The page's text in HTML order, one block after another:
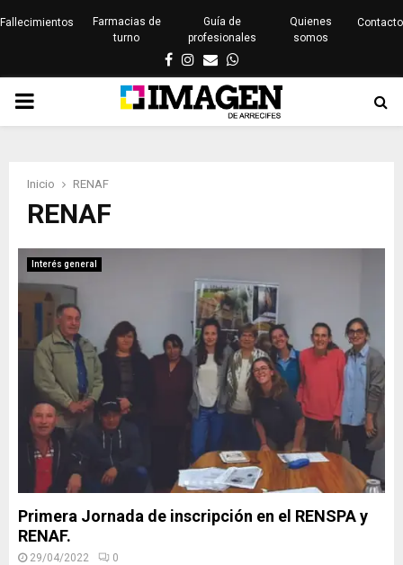
Fallecimientos
Farmacias de
turno
Guía de
profesionales
Quienes
somos
Contacto
Facebook
Instagram
EmailWhatsapp
PRIMARY
Inicio RENAF
RENAF
Interés general
Primera Jornada de inscripción en el RENSPA y
RENAF.
29/04/2022 0